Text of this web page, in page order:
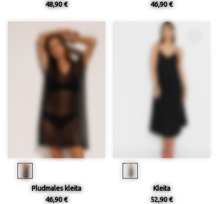
48,90 €
46,90 €
Pludmales kleita
46,90 €
Kleita
52,90 €